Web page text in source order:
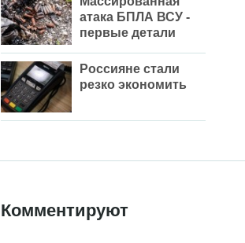
атака БПЛА ВСУ -
первые детали
Россияне стали
резко экономить
Комментируют